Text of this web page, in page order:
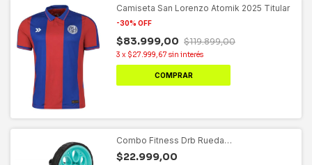
Camiseta San Lorenzo Atomik 2025 Titular
-30% OFF
$83.999,00 $119.899,00
3 x $27.999,67 sin interés
COMPRAR
Combo Fitness Drb Rueda
abdominal+Banda Elastica 8
$22.999,00